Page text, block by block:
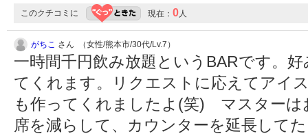
このクチコミに 現在： 0 人
がちこ さん （女性/熊本市/30代/Lv.7）
一時間千円飲み放題というBARです。
てくれます。リクエストに応えてアイ
も作ってくれましたよ(笑) マスターは
席を減らして、カウンターを延長して